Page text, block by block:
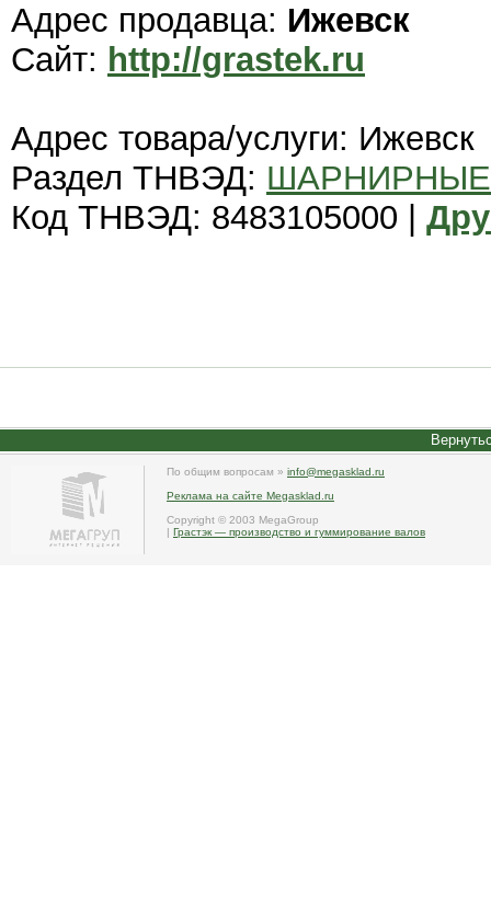
Адрес продавца: Ижевск
Сайт: http://grastek.ru
Адрес товара/услуги: Ижевск
Раздел ТНВЭД:
Код ТНВЭД: 8483105000 |
По общим вопросам » info@megasklad.ru
Реклама на сайте Megasklad.ru
Copyright © 2003 MegaGroup
| Грастэк — производство и гуммирование валов